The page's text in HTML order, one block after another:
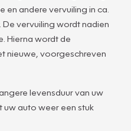
andere vervuiling in ca.
vervuiling wordt nadien
Hierna wordt de
nieuwe, voorgeschreven
levensduur van uw
uw auto weer een stuk